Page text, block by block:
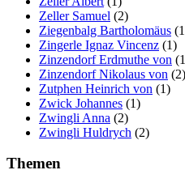
Zeller Samuel (2)
Ziegenbalg Bartholomäus
Zingerle Ignaz Vincenz (1)
Zinzendorf Erdmuthe von
Zinzendorf Nikolaus von (2)
Zutphen Heinrich von (1)
Zwick Johannes (1)
Zwingli Anna (2)
Zwingli Huldrych (2)
Themen